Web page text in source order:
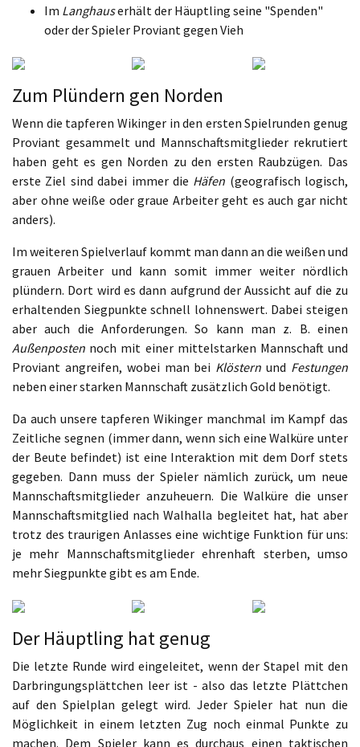
Im Langhauserhält der Häuptling seine "Spenden"
oder der Spieler Proviant gegen Vieh
Zum Plündern gen Norden
Wenn die tapferen Wikinger in den ersten Spielrunden genug
Proviant gesammelt und Mannschaftsmitglieder rekrutiert
haben geht es gen Norden zu den ersten Raubzügen. Das
erste Ziel sind dabei immer die Häfen (geografisch logisch,
aber ohne weiße oder graue Arbeiter geht es auch gar nicht
anders).
Im weiteren Spielverlauf kommt man dann an die weißen und
grauen Arbeiter und kann somit immer weiter nördlich
plündern. Dort wird es dann aufgrund der Aussicht auf die zu
erhaltenden Siegpunkte schnell lohnenswert. Dabei steigen
aber auch die Anforderungen. So kann man z. B. einen
Außenposten noch mit einer mittelstarken Mannschaft und
Proviant angreifen, wobei man bei Klöstern und Festungen
neben einer starken Mannschaft zusätzlich Gold benötigt.
Da auch unsere tapferen Wikinger manchmal im Kampf das
Zeitliche segnen (immer dann, wenn sich eine Walküre unter
der Beute befindet) ist eine Interaktion mit dem Dorf stets
gegeben. Dann muss der Spieler nämlich zurück, um neue
Mannschaftsmitglieder anzuheuern. Die Walküre die unser
Mannschaftsmitglied nach Walhalla begleitet hat, hat aber
trotz des traurigen Anlasses eine wichtige Funktion für uns:
je mehr Mannschaftsmitglieder ehrenhaft sterben, umso
mehr Siegpunkte gibt es am Ende.
Der Häuptling hat genug
Die letzte Runde wird eingeleitet, wenn der Stapel mit den
Darbringungsplättchen leer ist - also das letzte Plättchen
auf den Spielplan gelegt wird. Jeder Spieler hat nun die
Möglichkeit in einem letzten Zug noch einmal Punkte zu
machen. Dem Spieler kann es durchaus einen taktischen